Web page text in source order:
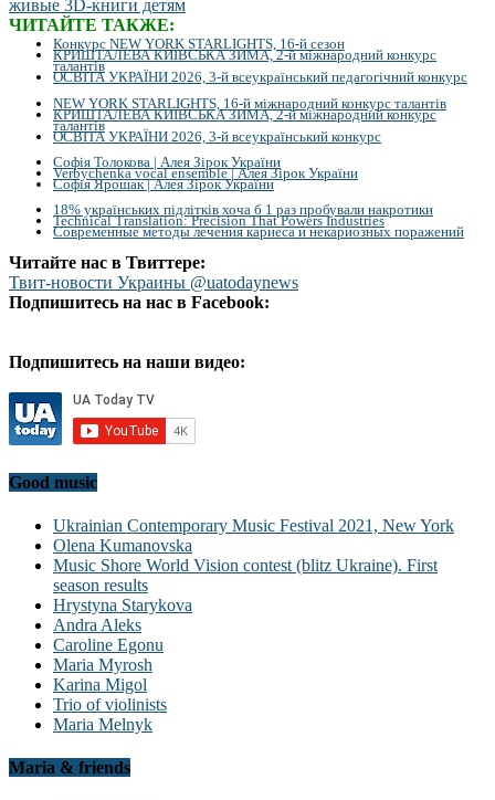
ЧИТАЙТЕ ТАКЖЕ:
Конкурс NEW YORK STARLIGHTS, 16-й сезон
КРИШТАЛЕВА КИЇВСЬКА ЗИМА, 2-й міжнародний конкурс
талантів
ОСВІТА УКРАЇНИ 2026, 3-й всеукраїнський педагогічний конкурс
NEW YORK STARLIGHTS, 16-й міжнародний конкурс талантів
КРИШТАЛЕВА КИЇВСЬКА ЗИМА, 2-й міжнародний конкурс
талантів
ОСВІТА УКРАЇНИ 2026, 3-й всеукраїнський конкурс
Софія Толокова | Алея Зірок України
Verbychenka vocal ensemble | Алея Зірок України
Софія Ярошак | Алея Зірок України
18% українських підлітків хоча б 1 раз пробували накротики
Technical Translation: Precision That Powers Industries
Современные методы лечения кариеса и некариозных поражений
Читайте нас в Твиттере:
Твит-новости Украины @uatodaynews
Подпишитесь на нас в Facebook:
Подпишитесь на наши видео:
Good music
Ukrainian Contemporary Music Festival 2021, New York
Olena Kumanovska
Music Shore World Vision contest (blitz Ukraine). First
season results
Hrystyna Starykova
Andra Aleks
Caroline Egonu
Maria Myrosh
Karina Migol
Trio of violinists
Maria Melnyk
Maria & friends